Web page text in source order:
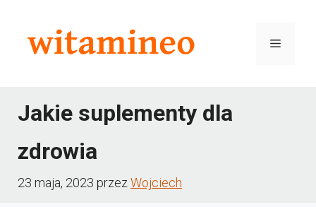
Menu
Jakie suplementy dla
zdrowia
23 maja, 2023 przezWojciech